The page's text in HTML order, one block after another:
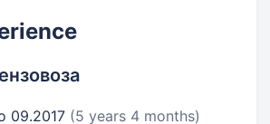
09.2017 (5 years 4 months)